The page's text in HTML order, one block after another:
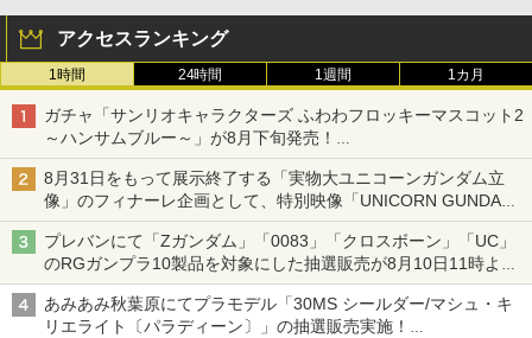
アクセスランキング
1時間 24時間 1週間 1カ月
ガチャ「サンリオキャラクターズ ふわわフロッキーマスコット2
～ハンサムブルー～」が8月下旬発売！
ポチャッコやタキシードサムたちがブルーなハンサム仕様で登場
8月31日をもって展示終了する「実物大ユニコーンガンダム立
像」のフィナーレ企画として、特別映像「UNICORN GUNDAM
Statue ― BEYOND POSSIBILITY ―」が8月22日より限定上映
プレバンにて「Zガンダム」「0083」「クロスボーン」「UC」
のRGガンプラ10製品を対象にした抽選販売が8月10日11時より
実施！
あみあみ秋葉原にてプラモデル「30MS シールダー/マシュ・キ
リエライト〔パラディーン〕」の抽選販売実施！